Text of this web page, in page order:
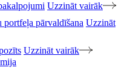
Uzzināt vairāk
portfeļa pārvaldīšana Uzzināt
Uzzināt vairāk